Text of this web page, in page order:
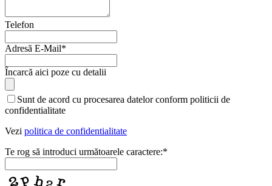
Telefon
Adresă E-Mail*
Încarcă aici poze cu detalii
Sunt de acord cu procesarea datelor conform politicii de
confidentialitate
Vezi politica de confidentialitate
Te rog să introduci următoarele caractere:*